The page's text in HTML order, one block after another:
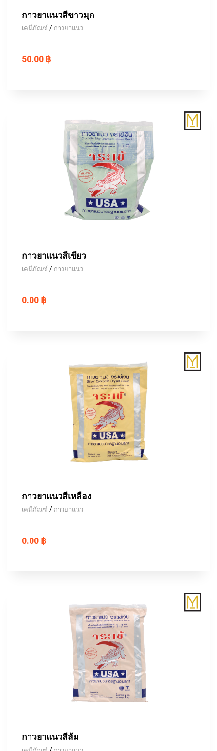
กาวยาแนวสีขาวมุก
เคมีภัณฑ์ / กาวยาแนว
50.00 ฿
กาวยาแนวสีเขียว
เคมีภัณฑ์ / กาวยาแนว
0.00 ฿
กาวยาแนวสีเหลือง
เคมีภัณฑ์ / กาวยาแนว
0.00 ฿
กาวยาแนวสีส้ม